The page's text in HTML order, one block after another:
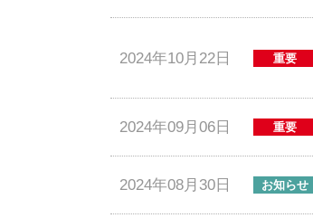
2024年10月22日 重要
2024年09月06日 重要
2024年08月30日 お知らせ